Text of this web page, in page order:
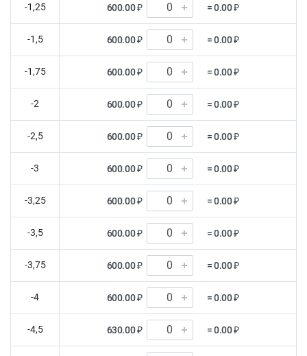
-1,25 600.00 ₽ = 0.00 ₽
-1,5 600.00 ₽ = 0.00 ₽
-1,75 600.00 ₽ = 0.00 ₽
-2 600.00 ₽ = 0.00 ₽
-2,5 600.00 ₽ = 0.00 ₽
-3 600.00 ₽ = 0.00 ₽
-3,25 600.00 ₽ = 0.00 ₽
-3,5 600.00 ₽ = 0.00 ₽
-3,75 600.00 ₽ = 0.00 ₽
-4 600.00 ₽ = 0.00 ₽
-4,5 630.00 ₽ = 0.00 ₽